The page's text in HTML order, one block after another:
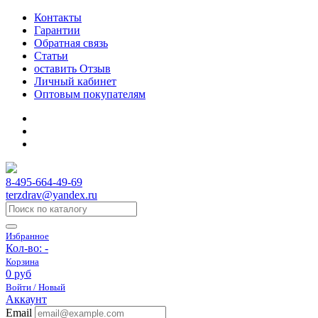
Контакты
Гарантии
Обратная связь
Статьи
оставить Отзыв
Личный кабинет
Оптовым покупателям
8-495-664-49-69
terzdrav@yandex.ru
Избранное
Кол-во: -
Корзина
0 руб
Войти / Новый
Аккаунт
Email